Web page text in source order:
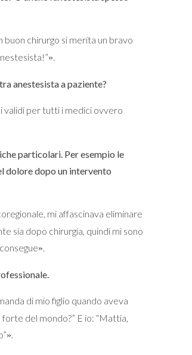
chirurgo si merita un bravo
».
anestesista a paziente?
validi per tutti i medici ovvero
particolari. Per esempio le
dolore dopo un intervento
mi affascinava eliminare
sia dopo chirurgia, quindi mi sono
».
di mio figlio quando aveva
del mondo?” E io: “Mattia,
».